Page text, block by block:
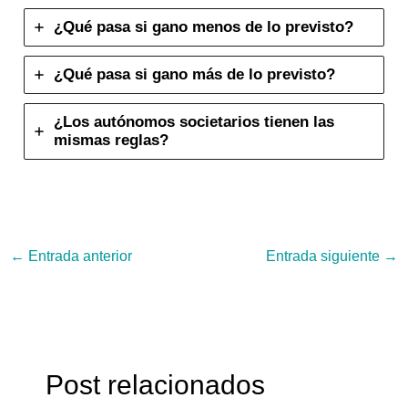
¿Qué pasa si gano menos de lo previsto?
¿Qué pasa si gano más de lo previsto?
¿Los autónomos societarios tienen las
mismas reglas?
← Entrada anterior Entrada siguiente →
Post relacionados